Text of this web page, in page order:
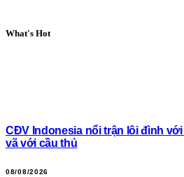
What's Hot
CĐV Indonesia nổi trận lôi đình
vã với cầu thủ
08/08/2026